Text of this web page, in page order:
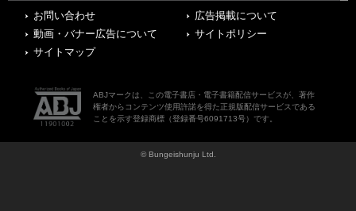
お問い合わせ
広告掲載について
動画・バナー広告について
サイトポリシー
サイトマップ
ABJマークは、この電子書店・電子書籍配信サービスが、著作
権者からコンテンツ使用許諾を得た正規版配信サービスである
ことを示す登録商標（登録番号6091713号）です。
© Bungeishunju Ltd.